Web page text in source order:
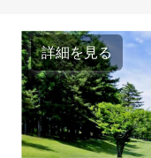
詳細を見る